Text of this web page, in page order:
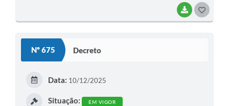
BAIXAR
Nº 675 Decreto
Data: 10/12/2025
Situação: EM VIGOR